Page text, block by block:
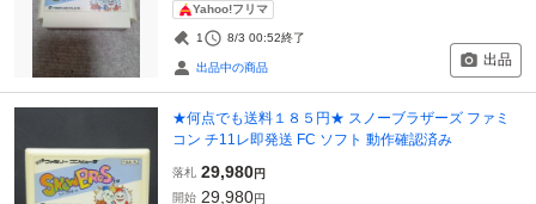
Yahoo!フリマ
1 8/3 00:52終了
出品中の商品 出品
★何点でも送料１８５円★ スノーブラザーズ ファミ
コン チ11レ即発送 FC ソフト 動作確認済み
落札 29,980円
開始 29,980円